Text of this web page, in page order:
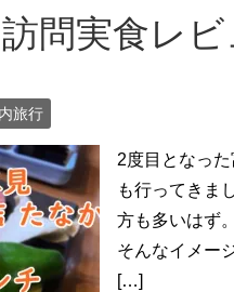
問実食レビ
旅行
2度目となっ
も行ってきま
方も多いはず
そんなイメー
[…]